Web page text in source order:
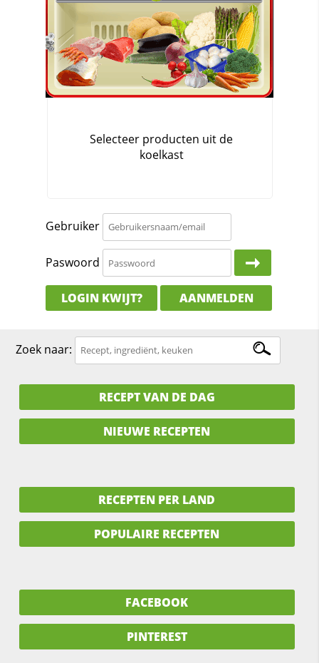
Gebruiker
Paswoord
LOGIN KWIJT? AANMELDEN
Zoek naar:
RECEPT VAN DE DAG
NIEUWE RECEPTEN
RECEPTEN PER LAND
POPULAIRE RECEPTEN
FACEBOOK
PINTEREST